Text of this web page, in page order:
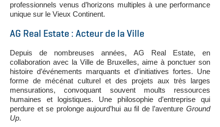
professionnels venus d’horizons multiples à une performance
unique sur le Vieux Continent.
AG Real Estate : Acteur de la Ville
Depuis de nombreuses années, AG Real Estate, en
collaboration avec la Ville de Bruxelles, aime à ponctuer son
histoire d’événements marquants et d’initiatives fortes. Une
forme de mécénat culturel et des projets aux très larges
mensurations, convoquant souvent moults ressources
humaines et logistiques. Une philosophie d’entreprise qui
perdure et se prolonge aujourd’hui au fil de l’aventure Ground
Up.